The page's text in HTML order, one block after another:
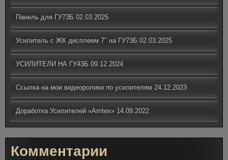
Панель для ГУ73Б 02.03.2025
Усилитель с ЖК дисплеем 7″ на ГУ73Б 02.03.2025
УСИЛИТЕЛИ НА ГУ43Б 09.12.2024
Ссылка на мои видеоролики по усилителям 24.12.2023
Доработка Усилителей «Amtex» 14.09.2022
Комментарии